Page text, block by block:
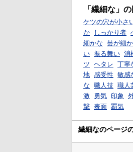
「繊細な」
ケツの穴が小さ
か
しっかり者
細かな 芸が細
い 振る舞い 消
ツ ヘタレ 丁寧
地 感受性 敏感
な 職人技 職人
激
勇気 印象
撃 表面 覇気
繊細なのページ